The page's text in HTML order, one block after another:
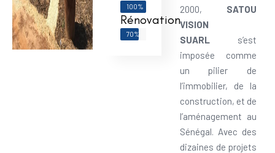
100%
Rénovation
70%
2000, SATOU
VISION
SUARLs’est
imposée comme
un pilier de
l’immobilier, de la
construction, et de
l’aménagement au
Sénégal. Avec des
dizaines de projets